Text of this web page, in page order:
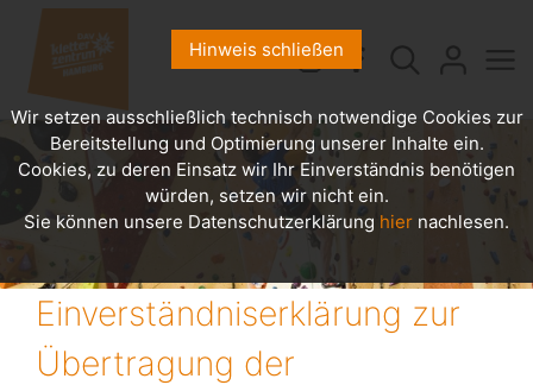
Einverständniserklärung zur
Übertragung der
Hinweis schließen
Wir setzen ausschließlich technisch notwendige Cookies zur
Bereitstellung und Optimierung unserer Inhalte ein.
Cookies, zu deren Einsatz wir Ihr Einverständnis benötigen
würden, setzen wir nicht ein.
Sie können unsere Datenschutzerklärung hier nachlesen.